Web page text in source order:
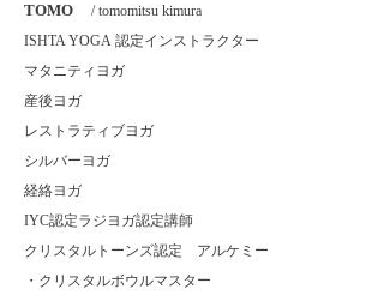
TOMO
/ tomomitsu kimura
ISHTA YOGA 認定インストラクター
マタニティヨガ
産後ヨガ
レストラティブヨガ
シルバーヨガ
経絡ヨガ
IYC認定ラジヨガ認定講師
クリスタルトーンズ認定 アルケミー
・クリスタルボウルマスター